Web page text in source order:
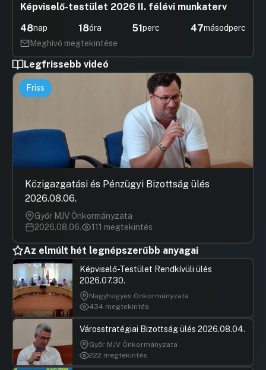
Képviselő-testület 2026 II. félévi munkaterv
48nap 18óra 51perc 46másodperc
Meghívó megtekintése
Legfrissebb videó
Friss
Közigazgatási és Pénzügyi Bizottság ülés
2026.08.06.
Győr MJV Önkormányzata
2026.08.06.
111 megtekintés
Az elmúlt hét legnépszerűbb anyagai
Képviselő-Testület Rendkívüli ülés
2026.07.30.
Nagyhegyes Önkormányzata
434 megtekintés
Városstratégiai Bizottság ülés 2026.08.04.
Győr MJV Önkormányzata
222 megtekintés